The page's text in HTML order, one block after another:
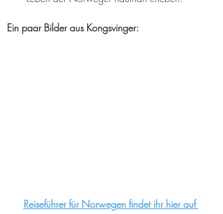
Ein paar Bilder aus Kongsvinger:
Reiseführer für Norwegen findet ihr hier auf